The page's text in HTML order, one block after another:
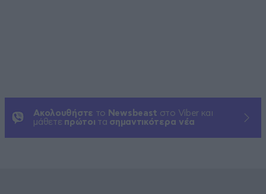
Ακολουθήστε το Newsbeast στο Viber και
μάθετε πρώτοι τα σημαντικότερα νέα